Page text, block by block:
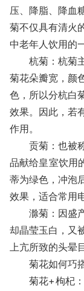
压、降脂、降血
菊不仅具有清火
中老年人饮用的
杭菊：杭菊
菊花朵瓣宽，颜
色，所以分杭白
效果。因此，若
作用。
贡菊：也被
品献给皇室饮用
蒂为绿色，冲泡
效果，适合常用
滁菊：因盛
却晶莹玉白，又
上亢所致的头晕
菊花如何巧
菊花+枸杞